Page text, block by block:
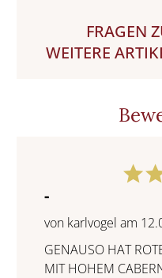
FRAGEN
WEITERE
-
von karlvogel am
GENAUSO HAT
MIT HOHEM